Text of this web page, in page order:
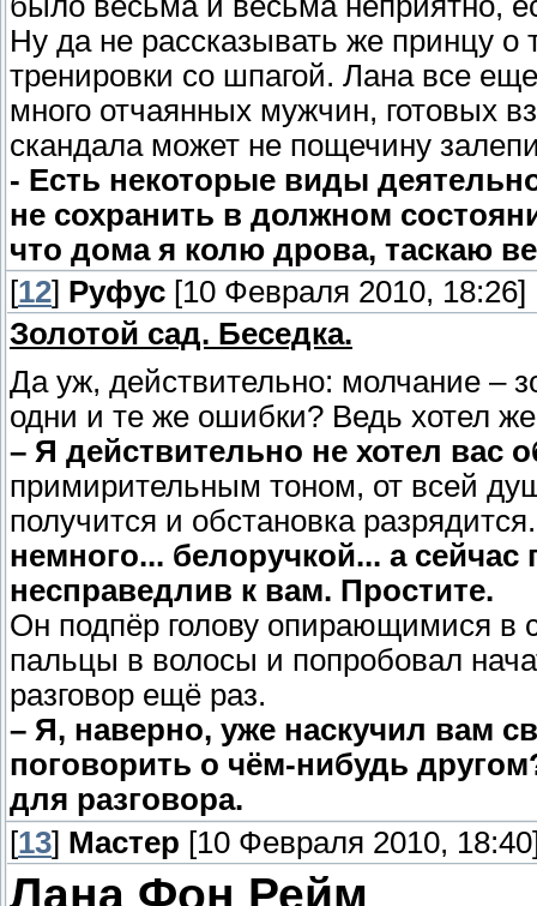
Ну да не рассказывать же принцу о
тренировки со шпагой. Лана все
много отчаянных мужчин, готовых
скандала может не пощечину
- Есть некоторые виды
не сохранить в должном
что дома я колю дрова, таскаю
[12] Руфус [10 Февраля 2010, 18:26]
Золотой сад. Беседка.
Да уж, действительно: молчание –
одни и те же ошибки? Ведь хотел
– Я действительно не хотел вас
примирительным тоном, от всей
получится и обстановка
немного... белоручкой... а
несправедлив к вам. Простите.
Он подпёр голову опирающимися в
пальцы в волосы и попробовал
разговор ещё раз.
– Я, наверно, уже наскучил вам
поговорить о чём-нибудь
для разговора.
[13] Мастер [10 Февраля 2010,
Лана Фон Рейм